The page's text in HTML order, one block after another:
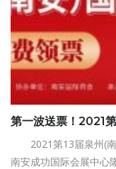
第一波送票！2021
2021第13届泉州(
南安成功国际会展中心